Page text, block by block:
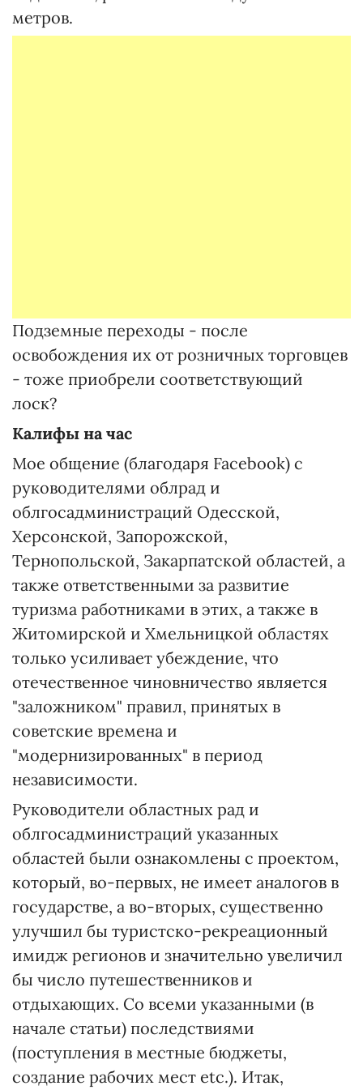
метров.
Подземные переходы - после
освобождения их от розничных торговцев
- тоже приобрели соответствующий
лоск?
Калифы на час
Мое общение (благодаря Facebook) с
руководителями облрад и
облгосадминистраций Одесской,
Херсонской, Запорожской,
Тернопольской, Закарпатской областей, а
также ответственными за развитие
туризма работниками в этих, а также в
Житомирской и Хмельницкой областях
только усиливает убеждение, что
отечественное чиновничество является
"заложником" правил, принятых в
советские времена и
"модернизированных" в период
независимости.
Руководители областных рад и
облгосадминистраций указанных
областей были ознакомлены с проектом,
который, во-первых, не имеет аналогов в
государстве, а во-вторых, существенно
улучшил бы туристско-рекреационный
имидж регионов и значительно увеличил
бы число путешественников и
отдыхающих. Со всеми указанными (в
начале статьи) последствиями
(поступления в местные бюджеты,
создание рабочих мест etc.). Итак,